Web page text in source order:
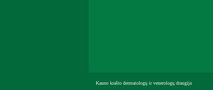
Kauno krašto dermatologų ir venerologų draugija